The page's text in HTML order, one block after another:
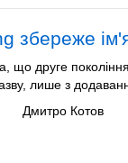
збереже
що друге
лише з
Дмитро Котов